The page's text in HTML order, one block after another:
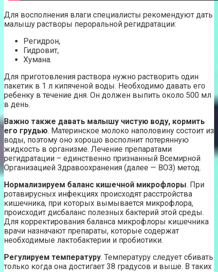
Для восполнения влаги специалисты рекомендуют дать
малышу растворы пероральной регидратации:
Регидрон,
Гидровит,
Хумана.
Для приготовления раствора нужно растворить один
пакетик в 1 л кипяченой воды. Необходимо давать его
ребенку в течение дня. Он должен выпить около 500 мл
в день.
Важно также давать малышу чистую воду, кормить
его грудью. Материнское молоко наполовину состоит из
воды, поэтому оно хорошо восполнит потерянную
жидкость в организме. Лечение препаратами
регидратации – единственно признанный Всемирной
Организацией Здравоохранения (далее — ВОЗ) метод.
Нормализируем баланс кишечной микрофлоры. При
ротавирусных инфекциях происходят расстройства
кишечника, при которых вымывается микрофлора,
происходит дисбаланс полезных бактерий этой среды.
Для корректирования баланса микрофлоры кишечника
врачи назначают препараты, которые содержат
необходимые лактобактерии и пробиотики.
Регулируем температуру. Температуру следует сбивать
только когда она достигает 38 градусов и выше. В таких